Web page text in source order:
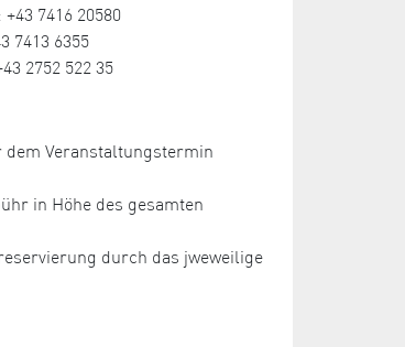
7416 20580
7413 6355
2752 522 35
dem Veranstaltungstermin
in Höhe des gesamten
durch das jweweilige